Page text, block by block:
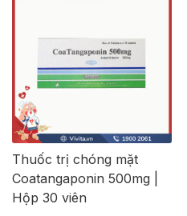
Thuốc trị chóng mặt
Coatangaponin 500mg |
Hộp 30 viên